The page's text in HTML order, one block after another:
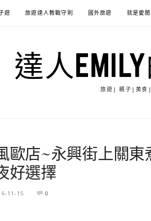
遊 旅遊達人教戰守則 國外旅遊 就是愛
達人
旅遊| 親子|美食
歐店~永興街上關
好選擇
11-15 0